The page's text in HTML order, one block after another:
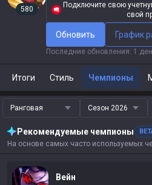
580
Подключите свою
свой
Обновить График
Последние обновления: 1
Итоги Стиль Чемпионы
Ранговая Сезон 2026
Рекомендуемые чемпионы
Вейн